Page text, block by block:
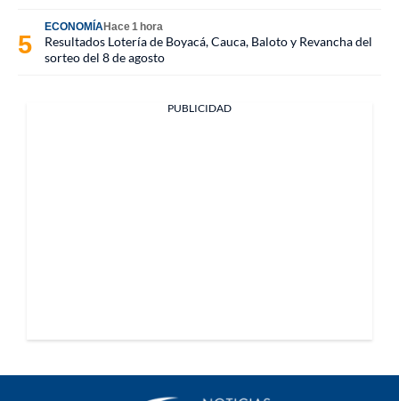
ECONOMÍAHace 1 hora
Resultados Lotería de Boyacá, Cauca, Baloto y Revancha del
sorteo del 8 de agosto
PUBLICIDAD